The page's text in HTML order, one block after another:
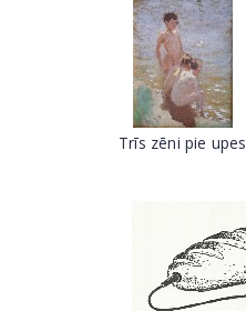
Trīs zēni pie upes